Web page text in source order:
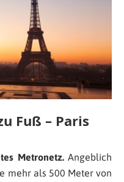
Fuß – Paris
Metronetz.Angeblich
mehr als 500 Meter von